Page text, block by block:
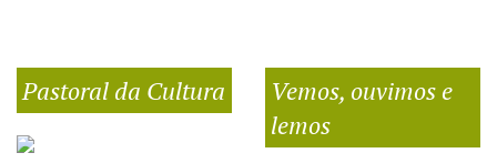
Pastoral da Cultura
Vemos, ouvimos e
lemos